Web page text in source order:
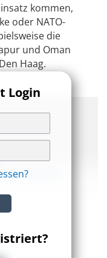
kommen,
oder NATO-
die
und Oman
Haag.
schützen
Login